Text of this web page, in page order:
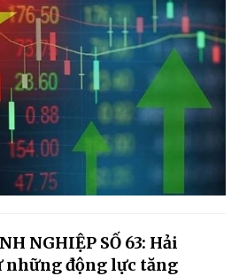
NGHIỆP SỐ 63: Hải
những động lực tăng